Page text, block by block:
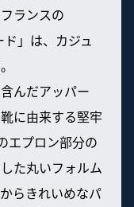
ランスの
」は、カジュ
んだアッパー
に由来する堅牢
エプロン部分の
た丸いフォルム
らきれいめなパ